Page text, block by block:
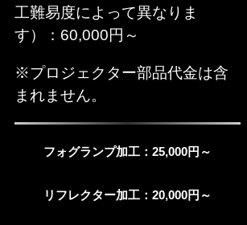
工難易度によって異なりま
す）：60,000円～
※プロジェクター部品代金は含
まれません。
フォグランプ加工：25,000円～
リフレクター加工：20,000円～